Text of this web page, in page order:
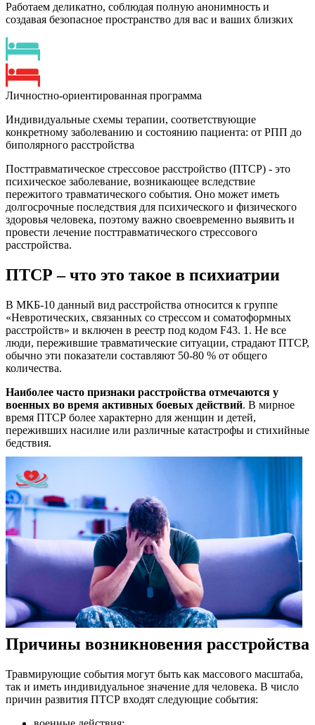
Работаем деликатно, соблюдая полную анонимность и
создавая безопасное пространство для вас и ваших близких
Личностно-ориентированная программа
Индивидуальные схемы терапии, соответствующие
конкретному заболеванию и состоянию пациента: от РПП до
биполярного расстройства
Посттравматическое стрессовое расстройство (ПТСР) - это
психическое заболевание, возникающее вследствие
пережитого травматического события. Оно может иметь
долгосрочные последствия для психического и физического
здоровья человека, поэтому важно своевременно выявить и
провести лечение посттравматического стрессового
расстройства.
ПТСР – что это такое в психиатрии
В МКБ-10 данный вид расстройства относится к группе
«Невротических, связанных со стрессом и соматоформных
расстройств» и включен в реестр под кодом F43. 1. Не все
люди, пережившие травматические ситуации, страдают ПТСР,
обычно эти показатели составляют 50-80 % от общего
количества.
Наиболее часто признаки расстройства отмечаются у
военных во время активных боевых действий. В мирное
время ПТСР более характерно для женщин и детей,
переживших насилие или различные катастрофы и стихийные
бедствия.
Причины возникновения расстройства
Травмирующие события могут быть как массового масштаба,
так и иметь индивидуальное значение для человека. В число
причин развития ПТСР входят следующие события: